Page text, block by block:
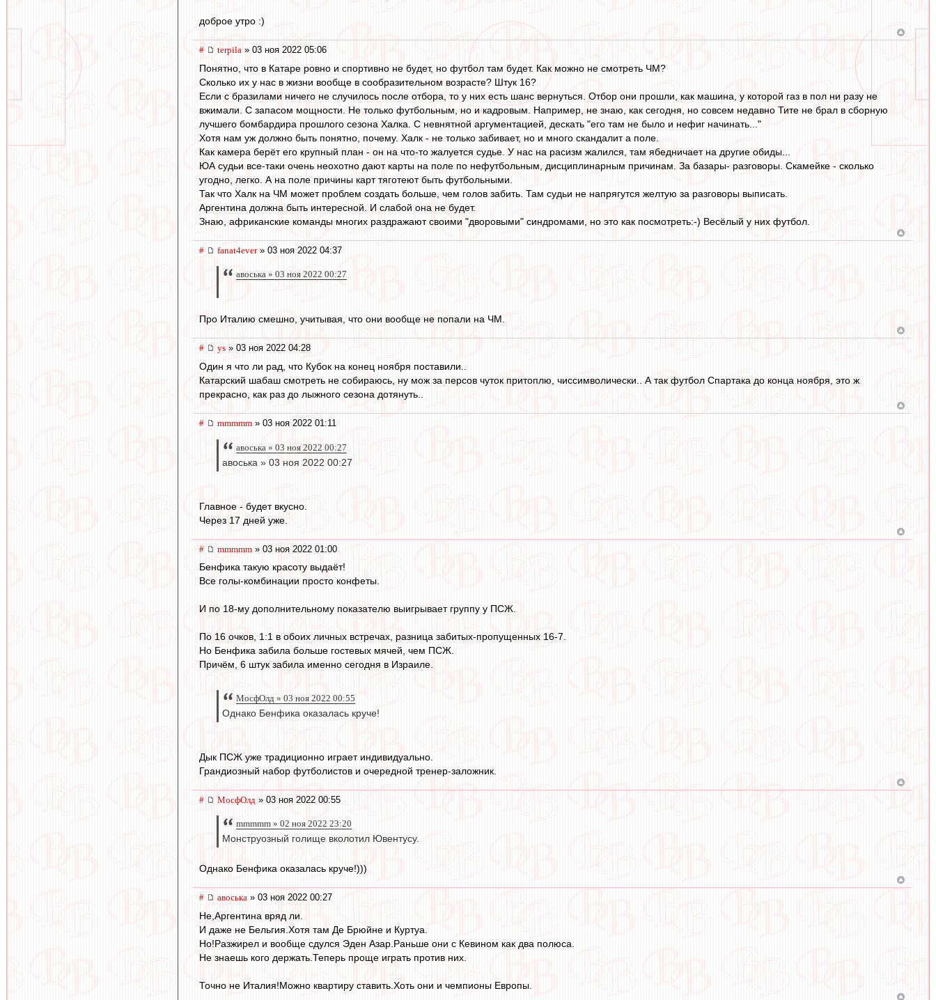
доброе утро :)
# terpila » 03 ноя 2022 05:06
Понятно, что в Катаре ровно и спортивно не будет, но футбол там будет. Как можно не смотреть ЧМ?
Сколько их у нас в жизни вообще в сообразительном возрасте? Штук 16?
Если с бразилами ничего не случилось после отбора, то у них есть шанс вернуться. Отбор они прошли, как машина, у которой газ в пол ни разу не
вжимали. С запасом мощности. Не только футбольным, но и кадровым. Например, не знаю, как сегодня, но совсем недавно Тите не брал в сборную
лучшего бомбардира прошлого сезона Халка. С невнятной аргументацией, дескать "его там не было и нефиг начинать..."
Хотя нам уж должно быть понятно, почему. Халк - не только забивает, но и много скандалит а поле.
Как камера берёт его крупный план - он на что-то жалуется судье. У нас на расизм жалился, там ябедничает на другие обиды...
ЮА судьи все-таки очень неохотно дают карты на поле по нефутбольным, дисциплинарным причинам. За базары- разговоры. Скамейке - сколько
угодно, легко. А на поле причины карт тяготеют быть футбольными.
Так что Халк на ЧМ может проблем создать больше, чем голов забить. Там судьи не напрягутся желтую за разговоры выписать.
Аргентина должна быть интересной. И слабой она не будет.
Знаю, африканские команды многих раздражают своими "дворовыми" синдромами, но это как посмотреть:-) Весёлый у них футбол.
# fanat4ever» 03 ноя 2022 04:37
авоська » 03 ноя 2022 00:27
Про Италию смешно, учитывая, что они вообще не попали на ЧМ.
# ys » 03 ноя 2022 04:28
Один я что ли рад, что Кубок на конец ноября поставили..
Катарский шабаш смотреть не собираюсь, ну мож за персов чуток притоплю, чиссимволически.. А так футбол Спартака до конца ноября, это ж
прекрасно, как раз до лыжного сезона дотянуть..
# mmmmm » 03 ноя 2022 01:11
авоська » 03 ноя 2022 00:27
авоська » 03 ноя 2022 00:27
Главное - будет вкусно.
Через 17 дней уже.
# mmmmm » 03 ноя 2022 01:00
Бенфика такую красоту выдаёт!
Все голы-комбинации просто конфеты.
И по 18-му дополнительному показателю выигрывает группу у ПСЖ.
По 16 очков, 1:1 в обоих личных встречах, разница забитых-пропущенных 16-7.
Но Бенфика забила больше гостевых мячей, чем ПСЖ.
Причём, 6 штук забила именно сегодня в Израиле.
МосфОлд » 03 ноя 2022 00:55
Однако Бенфика оказалась круче!
Дык ПСЖ уже традиционно играет индивидуально.
Грандиозный набор футболистов и очередной тренер-заложник.
# МосфОлд » 03 ноя 2022 00:55
mmmmm » 02 ноя 2022 23:20
Монструозный голище вколотил Ювентусу.
Однако Бенфика оказалась круче!)))
# авоська » 03 ноя 2022 00:27
Не,Аргентина вряд ли.
И даже не Бельгия.Хотя там Де Брюйне и Куртуа.
Но!Разжирел и вообще сдулся Эден Азар.Раньше они с Кевином как два полюса.
Не знаешь кого держать.Теперь проще играть против них.
Точно не Италия!Можно квартиру ставить.Хоть они и чемпионы Европы.